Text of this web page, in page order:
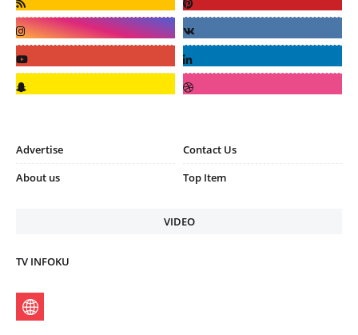
Advertise
Contact Us
About us
Top Item
VIDEO
TV INFOKU